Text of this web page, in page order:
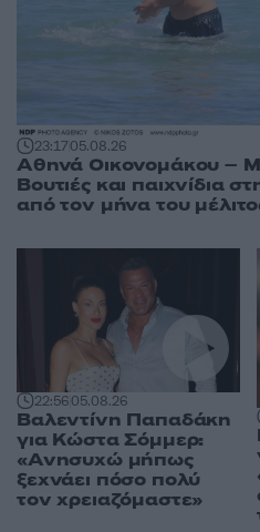
23:1705.08.26
Αθηνά Οικονομάκου –
Βουτιές και παιχνίδια
από τον μήνα του
22:5605.08.26
Βαλεντίνη Παπαδάκη
για Κώστα Σόμμερ:
«Ανησυχώ μήπως
ξεχνάει πόσο πολύ
τον χρειαζόμαστε»